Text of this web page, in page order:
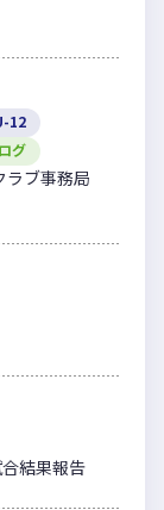
12
グ
ラブ事務局
合結果報告